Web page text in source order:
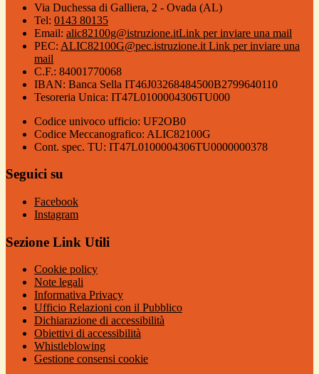
Via Duchessa di Galliera, 2 - Ovada (AL)
Tel: 0143 80135
Email: alic82100g@istruzione.itLink per inviare una mail
PEC: ALIC82100G@pec.istruzione.it Link per inviare una
mail
C.F.: 84001770068
IBAN: Banca Sella IT46J03268484500B2799640110
Tesoreria Unica: IT47L0100004306TU000
Codice univoco ufficio: UF2OB0
Codice Meccanografico: ALIC82100G
Cont. spec. TU: IT47L0100004306TU0000000378
Seguici su
Facebook
Instagram
Sezione Link Utili
Cookie policy
Note legali
Informativa Privacy
Ufficio Relazioni con il Pubblico
Dichiarazione di accessibilità
Obiettivi di accessibilità
Whistleblowing
Gestione consensi cookie